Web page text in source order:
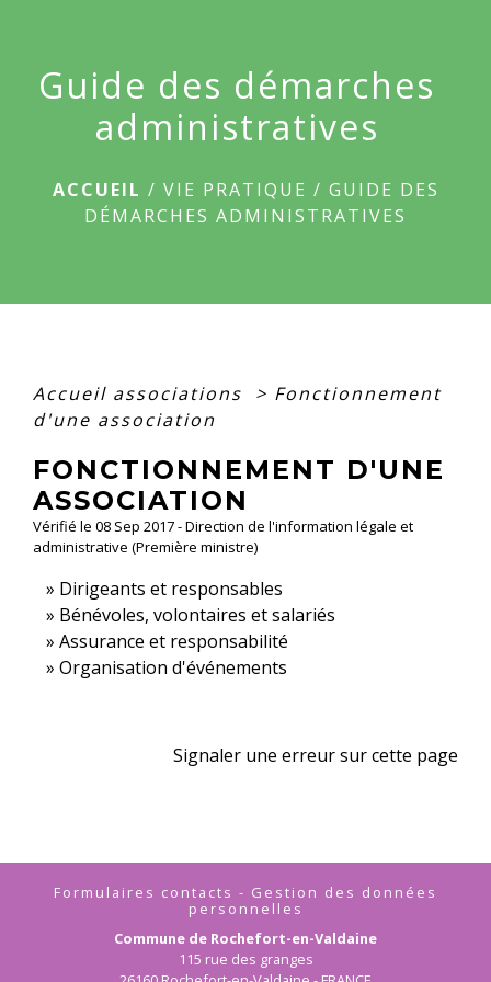
Guide des démarches
administratives
ACCUEIL / VIE PRATIQUE / GUIDE DES
DÉMARCHES ADMINISTRATIVES
Accueil associations > Fonctionnement
d'une association
FONCTIONNEMENT D'UNE
ASSOCIATION
Vérifié le 08 Sep 2017 - Direction de l'information légale et
administrative (Première ministre)
Dirigeants et responsables
Bénévoles, volontaires et salariés
Assurance et responsabilité
Organisation d'événements
Signaler une erreur sur cette page
Formulaires contacts - Gestion des données
personnelles
Commune de Rochefort-en-Valdaine
115 rue des granges